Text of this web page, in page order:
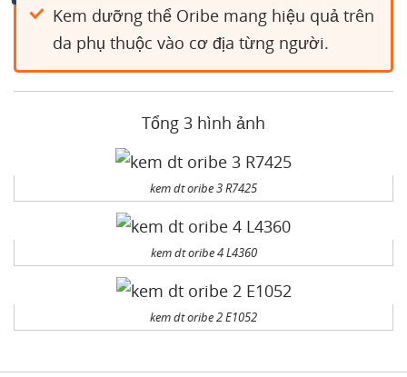
Kem dưỡng thể Oribe mang hiệu quả trên
da phụ thuộc vào cơ địa từng người.
Tổng 3 hình ảnh
kem dt oribe 3 R7425
kem dt oribe 4 L4360
kem dt oribe 2 E1052